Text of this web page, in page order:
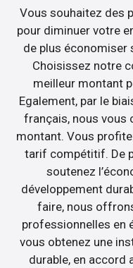
Vous souhaitez des
pour diminuer votre
de plus économiser
Choisissez notre
meilleur montant
Egalement, par le
français, nous vous
montant. Vous
tarif compétitif. De
soutenez
développement
faire, nous
professionnelles en
vous obtenez une
durable, en accord